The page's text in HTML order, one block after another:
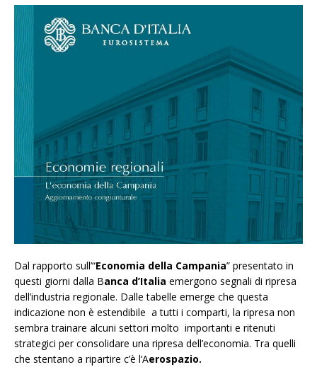
Dal rapporto sull’“Economia della Campania” presentato in
questi giorni dalla Banca d’Italia emergono segnali di ripresa
dell’industria regionale. Dalle tabelle emerge che questa
indicazione non è estendibile a tutti i comparti, la ripresa non
sembra trainare alcuni settori molto importanti e ritenuti
strategici per consolidare una ripresa dell’economia. Tra quelli
che stentano a ripartire c’è l’Aerospazio.